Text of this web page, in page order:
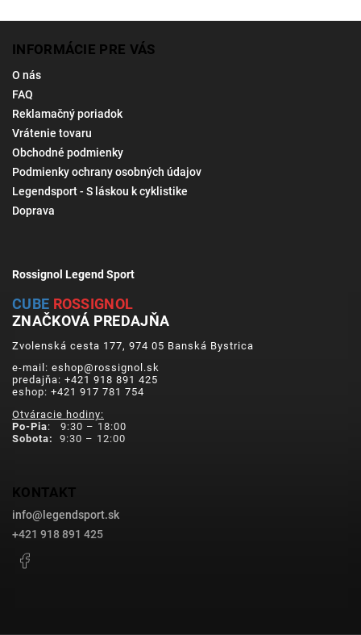
INFORMÁCIE PRE VÁS
O nás
FAQ
Reklamačný poriadok
Vrátenie tovaru
Obchodné podmienky
Podmienky ochrany osobných údajov
Legendsport - S láskou k cyklistike
Doprava
Rossignol Legend Sport
CUBE ROSSIGNOL
ZNAČKOVÁ PREDAJŇA
Zvolenská cesta 177, 974 05 Banská Bystrica
e-mail: eshop@rossignol.sk
predajňa: +421 918 891 425
eshop: +421 917 781 754
Otváracie hodiny:
Po-Pia: 9:30 – 18:00
Sobota:
9:30 – 12:00
KONTAKT
info@ legendsport.sk
+421 918 891 425